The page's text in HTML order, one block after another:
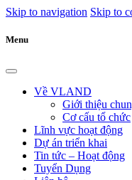
Skip to navigation Skip to
Menu
Về VLAND
Giới thiệu
Cơ cấu tổ chức
Lĩnh vực hoạt động
Dự án triển khai
Tin tức – Hoạt động
Tuyển Dụng